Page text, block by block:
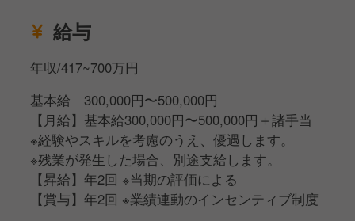
長を目指すことが可能です
給与
年収/417~700万円
基本給 300,000円〜500,000円
【月給】基本給300,000円〜500,000円＋諸手当
※経験やスキルを考慮のうえ、優遇します。
※残業が発生した場合、別途支給します。
【昇給】年2回 ※当期の評価による
【賞与】年2回 ※業績連動のインセンティブ制度